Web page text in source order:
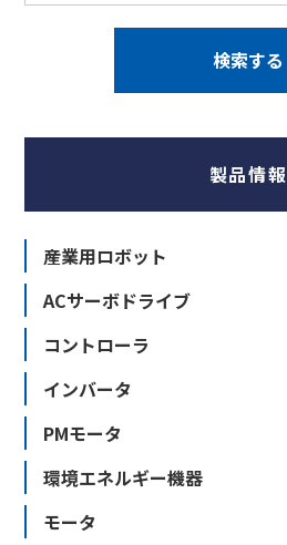
製品情報
産業用ロボット
ACサーボドライブ
コントローラ
インバータ
PMモータ
環境エネルギー機器
モータ